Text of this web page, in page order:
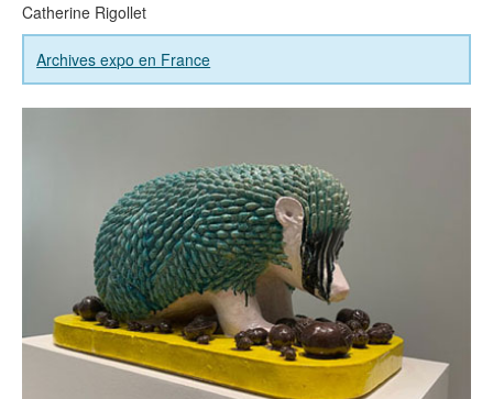
Catherine Rigollet
Archives expo en France